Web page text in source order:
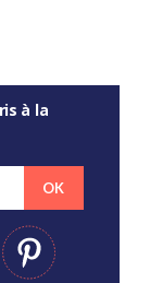
à la
OK